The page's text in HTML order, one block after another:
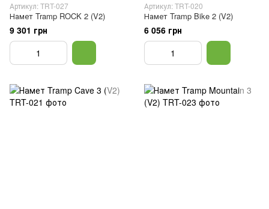
Артикул: TRT-027
Намет Tramp ROCK 2 (V2)
9 301 грн
Артикул: TRT-020
Намет Tramp Bike 2 (V2)
6 056 грн